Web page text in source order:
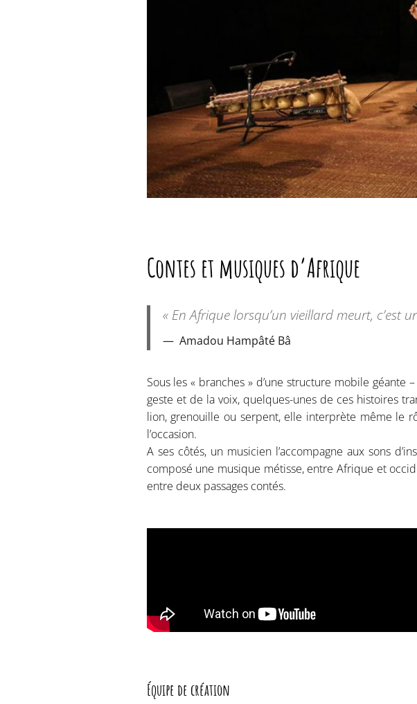
Contes et musiques d’Afrique
« En Afrique lorsqu’un vieillard meurt, c’est
Amadou Hampâté Bâ
Sous les « branches » d’une structure mobile géante
geste et de la voix, quelques-unes de ces histoires
lion, grenouille ou serpent, elle interprète même le
l’occasion.
A ses côtés, un musicien l’accompagne aux sons
composé une musique métisse, entre Afrique et
entre deux passages contés.
Équipe de création